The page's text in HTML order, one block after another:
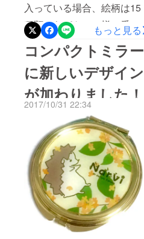
入っている場合、絵柄は15
種類からパトロン様に番号
をご指定頂くことで、お好
きなカードをお選び頂けま
す！もちろん同じ絵柄を複
数枚ご指定頂くことも可能
です！
もっと見る
コンパクトミラー
に新しいデザイン
が加わりました！
2017/10/31 22:34